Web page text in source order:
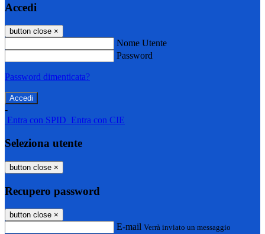
Accedi
button close ×
Nome Utente
Password
Password dimenticata?
-
Entra con SPID Entra con CIE
Seleziona utente
button close ×
Recupero password
button close ×
E-mail Verrà inviato un messaggio